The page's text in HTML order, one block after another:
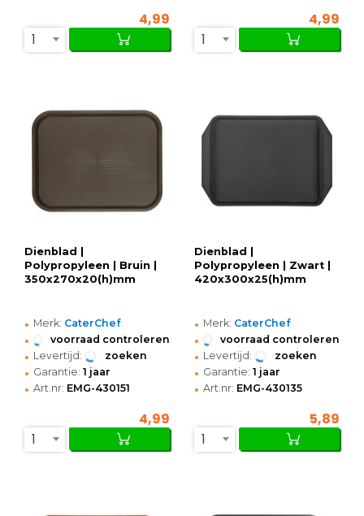
4,99
1
4,99
1
Dienblad |
Polypropyleen | Bruin |
350x270x20(h)mm
• Merk: CaterChef
• voorraad controleren
• Levertijd: zoeken
• Garantie: 1 jaar
• Art.nr: EMG-430151
4,99
1
Dienblad |
Polypropyleen | Zwart |
420x300x25(h)mm
• Merk: CaterChef
• voorraad controleren
• Levertijd: zoeken
• Garantie: 1 jaar
• Art.nr: EMG-430135
5,89
1